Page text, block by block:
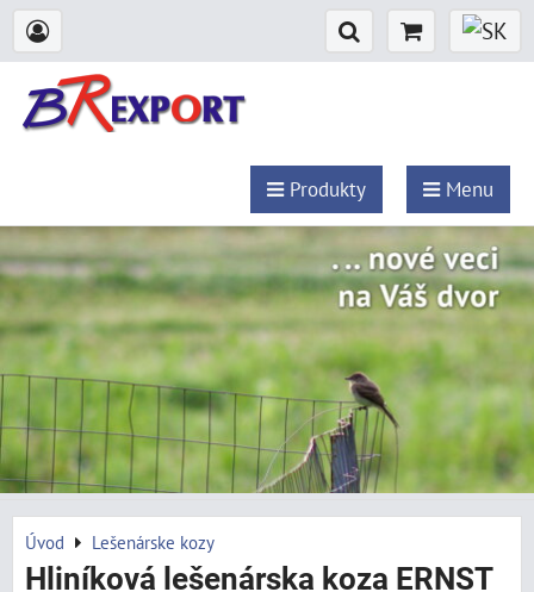
Produkty Menu
Úvod Lešenárske kozy
Hliníková lešenárska koza ERNST